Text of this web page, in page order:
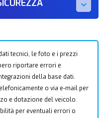
tecnici, le foto e i prezzi
riportare errori e
della base dati.
o via e-mail per
e dotazione del veicolo.
per eventuali errori o